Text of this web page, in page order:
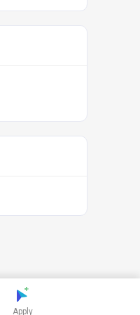
Apply